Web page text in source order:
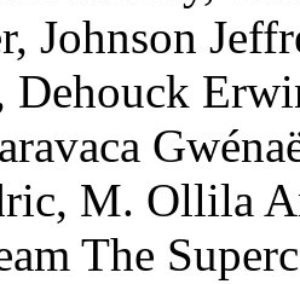
, Johnson
Dehouck
, M. Ollila
The